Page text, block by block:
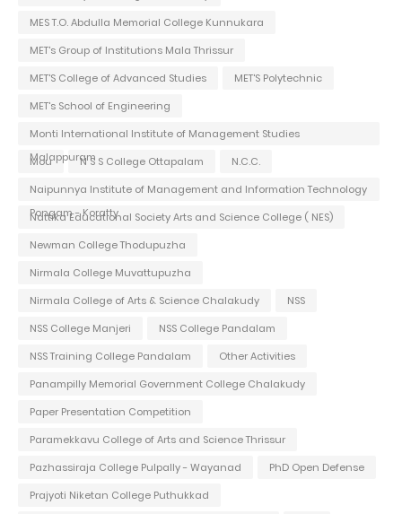
MES T.O. Abdulla Memorial College Kunnukara
MET's Group of Institutions Mala Thrissur
MET'S College of Advanced Studies
MET'S Polytechnic
MET's School of Engineering
Monti International Institute of Management Studies
Malappuram
Mou N S S College Ottapalam
N.C.C.
Naipunnya Institute of Management and Information Technology
Pongam - Koratty
Nattika Educational Society Arts and Science College ( NES)
Newman College Thodupuzha
Nirmala College Muvattupuzha
Nirmala College of Arts & Science Chalakudy
NSS
NSS College Manjeri
NSS College Pandalam
NSS Training College Pandalam
Other Activities
Panampilly Memorial Government College Chalakudy
Paper Presentation Competition
Paramekkavu College of Arts and Science Thrissur
Pazhassiraja College Pulpally - Wayanad
PhD Open Defense
Prajyoti Niketan College Puthukkad